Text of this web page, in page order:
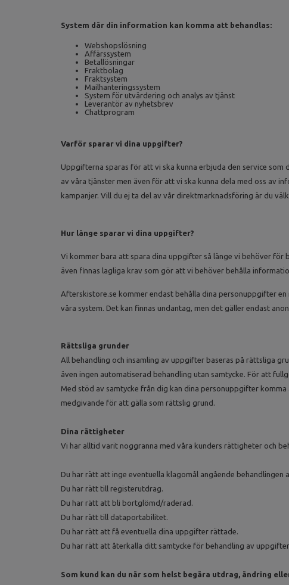
System där din information kan komma att behandlas:
Webshopslösning
Affärssystem
Betallösningar
Fraktbolag
Fraktsystem
Mailhanteringssystem
System för utvärdering och analys av tjänst
Leverantör av nyhetsbrev
Chattprogram
Varför sparar vi dina uppgifter?
Uppgifterna sparas för att vi ska kunna erbjuda den service
av våra tjänster men även för att vi ska kunna dela med oss av
kampanjer. Vill du ej ta del av vår direktmarknadsföring är du
Hur länge sparar vi dina uppgifter?
Vi kommer bara att spara dina uppgifter så länge vi behöver för
även finnas lagliga krav som gör att vi behöver behålla
Afterskistore.se kommer endast behålla dina personuppgifter
våra system. Det kan finnas undantag, men det gäller endast
Rättsliga grunder
All behandling och insamling av uppgifter baseras på rättsliga
även ingen automatiserad behandling utan samtycke. För att
Med stöd av samtycke från dig kan dina personuppgifter
medgivande för att gälla som rättslig grund.
Dina rättigheter
Vi har alltid varit noggranna med våra kunders rättigheter och
Du har rätt att inge eventuella klagomål angående
Du har rätt till registerutdrag.
Du har rätt att bli bortglömd/raderad.
Du har rätt till dataportabilitet.
Du har rätt att få eventuella dina uppgifter rättade.
Du har rätt att återkalla ditt samtycke för behandling av
Som kund kan du när som helst begära utdrag, ändring